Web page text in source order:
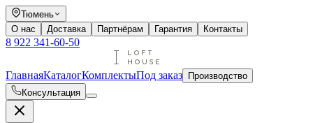
Тюмень
О нас
Доставка Партнёрам Гарантия Контакты
8 922 341-60-50
ГлавнаяКаталогКомплектыПод заказ
Производство
Консультация